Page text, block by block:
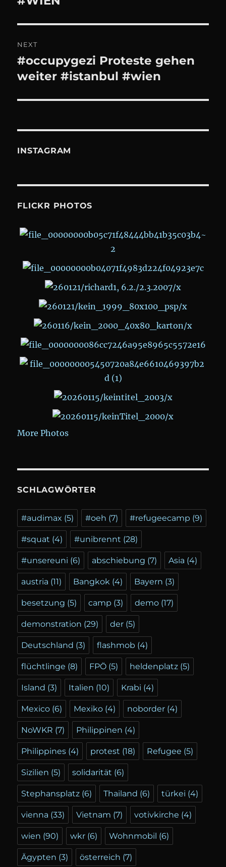
NEXT
Next
post:
#occupygezi Proteste gehen
weiter #istanbul #wien
INSTAGRAM
FLICKR PHOTOS
More Photos
SCHLAGWÖRTER
#audimax (5) #oeh (7) #refugeecamp (9)
#squat (4) #unibrennt (28)
#unsereuni (6) abschiebung (7) Asia (4)
austria (11) Bangkok (4) Bayern (3)
besetzung (5) camp (3) demo (17)
demonstration (29) der (5)
Deutschland (3) flashmob (4)
flüchtlinge (8) FPÖ (5) heldenplatz (5)
Island (3) Italien (10) Krabi (4)
Mexico (6) Mexiko (4) noborder (4)
NoWKR (7) Philippinen (4)
Philippines (4) protest (18) Refugee (5)
Sizilien (5) solidarität (6)
Stephansplatz (6) Thailand (6) türkei (4)
vienna (33) Vietnam (7) votivkirche (4)
wien (90) wkr (6) Wohnmobil (6)
Ägypten (3) österreich (7)